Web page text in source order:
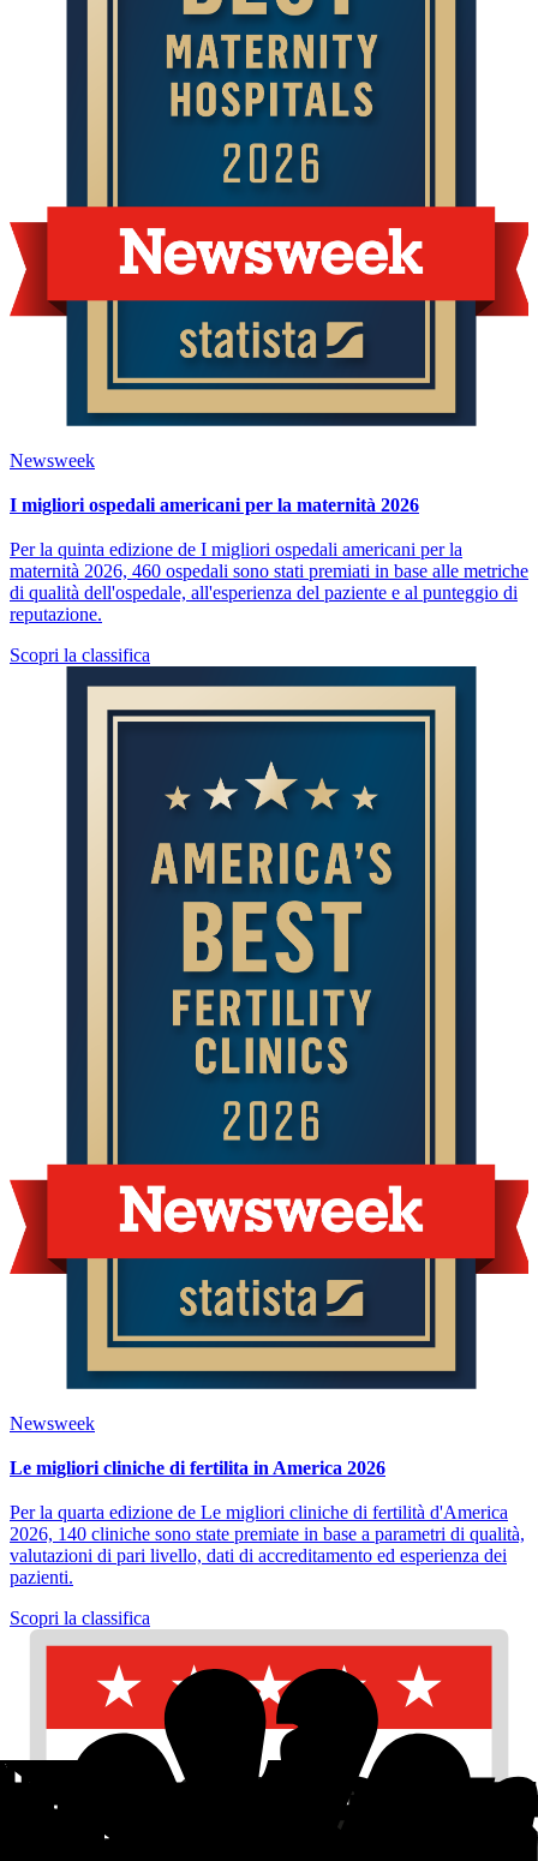
Newsweek
I migliori ospedali americani per la maternità 2026
Per la quinta edizione de I migliori ospedali americani per la
maternità 2026, 460 ospedali sono stati premiati in base alle metriche
di qualità dell'ospedale, all'esperienza del paziente e al punteggio di
reputazione.
Scopri la classifica
Newsweek
Le migliori cliniche di fertilita in America 2026
Per la quarta edizione de Le migliori cliniche di fertilità d'America
2026, 140 cliniche sono state premiate in base a parametri di qualità,
valutazioni di pari livello, dati di accreditamento ed esperienza dei
pazienti.
Scopri la classifica